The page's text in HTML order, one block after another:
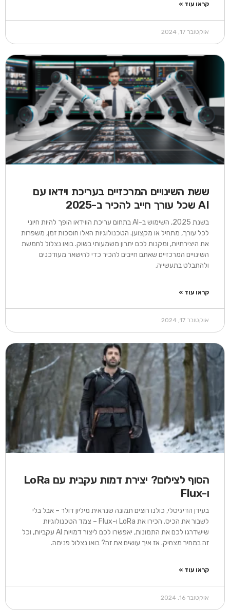
קראו עוד »
אוקטובר 17, 2024
ששת השינויים המרכזיים בעריכת וידאו עם
AI שכל עורך חייב להכיר ב-2025
בשנת 2025, השימוש ב-AI בתחום עריכת הווידאו הופך להיות חיוני
לכל עורך, מתחיל או מקצוען. הטכנולוגיות האלו חוסכות זמן, משפרות
את היצירתיות, ומקנות לכם יתרון משמעותי בשוק. בואו נצלול לחמשת
השינויים המרכזיים שאתם חייבים להכיר כדי להישאר מעודכנים
ולהתבלט בתעשייה.​
קראו עוד »
אוקטובר 17, 2024
הסוף לצילום? יצירת דמות עקבית עם LoRa
ו-Flux
בעידן הדיגיטלי, כולנו רוצים תמונה שנראית מיליון דולר – אבל בלי
לשבור את הכיס. הכירו את LoRa ו-Flux – צמד הטכנולוגיות
שישדרגו לכם את התמונות, יאפשרו לכם ליצור דמויות AI עקביות, וכל
זה במחיר מצחיק. אז איך עושים את זה? בואו נצלול פנימה.
קראו עוד »
אוקטובר 16, 2024